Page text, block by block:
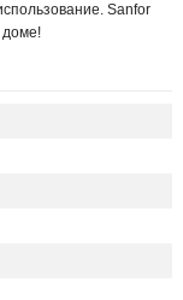
Sanfor
доме!